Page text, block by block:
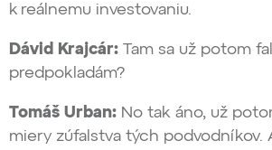
k reálnemu investovaniu.
Dávid Krajcár: Tam sa už potom
predpokladám?
Tomáš Urban: No tak áno, už
miery zúfalstva tých podvodníkov.